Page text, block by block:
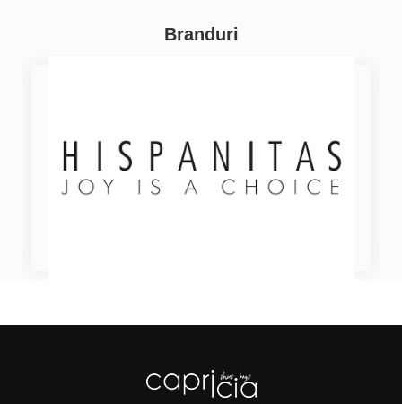
Branduri